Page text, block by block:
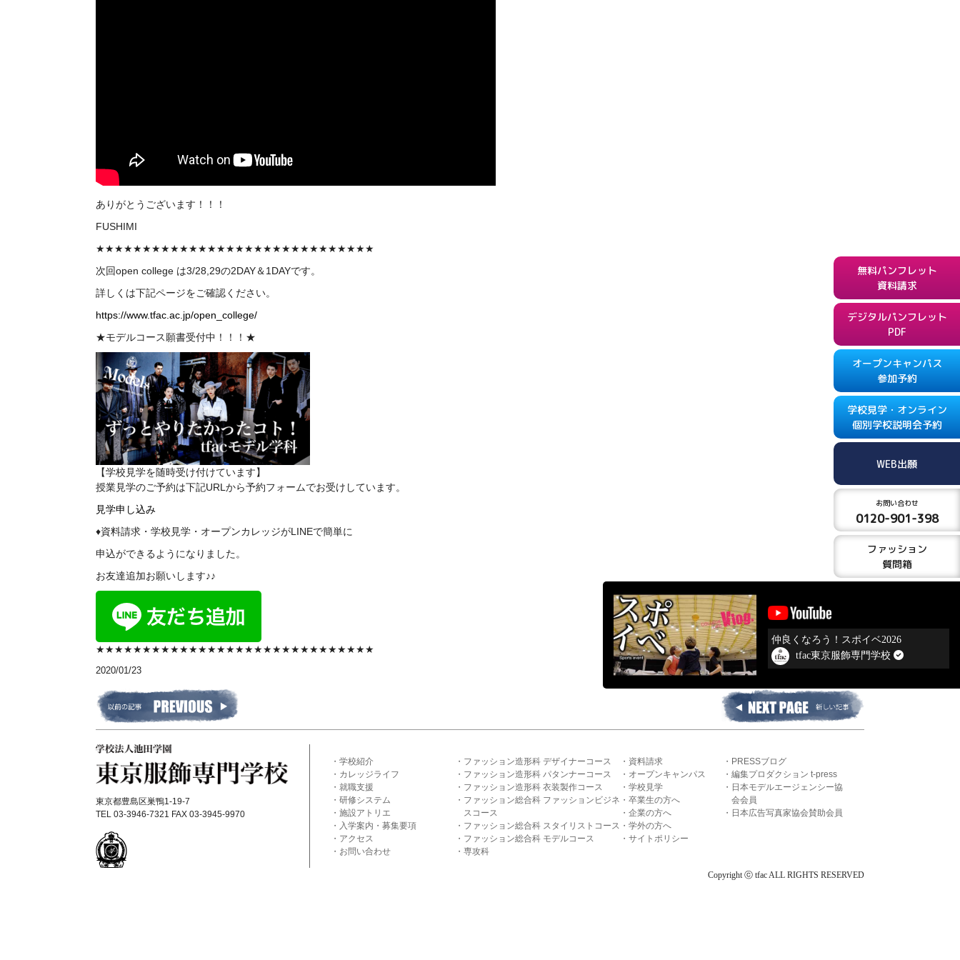
ありがとうございます！！！
FUSHIMI
★★★★★★★★★★★★★★★★★★★★★★★★★★★★★★
次回open college は3/28,29の2DAY＆1DAYです。
詳しくは下記ページをご確認ください。
https://www.tfac.ac.jp/open_college/
★モデルコース願書受付中！！！★
【学校見学を随時受け付けています】
授業見学のご予約は下記URLから予約フォームでお受けしています。
見学申し込み
♦資料請求・学校見学・オープンカレッジがLINEで簡単に
申込ができるようになりました。
お友達追加お願いします♪♪
★★★★★★★★★★★★★★★★★★★★★★★★★★★★★★
2020/01/23
東京都豊島区巣鴨1-19-7
TEL 03-3946-7321 FAX 03-3945-9970
学校紹介
カレッジライフ
就職支援
研修システム
施設アトリエ
入学案内・募集要項
アクセス
お問い合わせ
ファッション造形科 デザイナーコース
ファッション造形科 パタンナーコース
ファッション造形科 衣装製作コース
ファッション総合科 ファッションビジネ
スコース
ファッション総合科 スタイリストコース
ファッション総合科 モデルコース
専攻科
資料請求
オープンキャンパス
学校見学
卒業生の方へ
企業の方へ
学外の方へ
サイトポリシー
PRESSブログ
編集プロダクション t-press
日本モデルエージェンシー協
会会員
日本広告写真家協会賛助会員
Copyright ⓒ tfac ALL RIGHTS RESERVED
無料パンフレット
資料請求
デジタルパンフレット
PDF
オープンキャンパス
参加予約
学校見学・オンライン
個別学校説明会予約
WEB出願
お問い合わせ
0120-901-398
ファッション
質問箱
仲良くなろう！スポイベ2026
tfac東京服飾専門学校